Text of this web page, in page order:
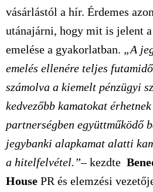
vásárlástól a hír. Érdemes
utánajárni, hogy mit is jelent
emelése a gyakorlatban. „A
emelés ellenére teljes
számolva a kiemelt pénzügyi
kedvezőbb kamatokat
partnerségben együttműködő
jegybanki alapkamat alatti
a hitelfelvétel.”– kezdte
House PR és elemzési